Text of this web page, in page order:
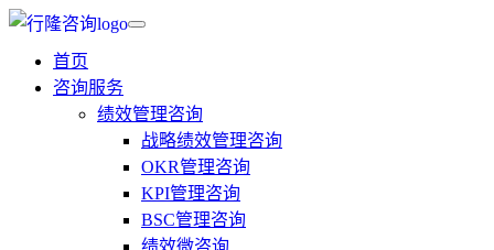
首页
咨询服务
绩效管理咨询
战略绩效管理咨询
OKR管理咨询
KPI管理咨询
BSC管理咨询
绩效微咨询